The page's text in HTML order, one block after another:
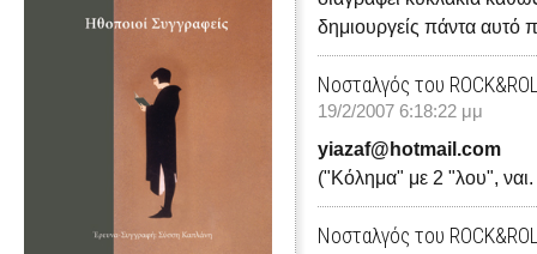
δημιουργείς πάντα αυτό
Νοσταλγός του
19/2/2007 6:18:22 μμ
yiazaf@hotmail.com
("Κόλημα" με 2 "λου", ναι.
Νοσταλγός του